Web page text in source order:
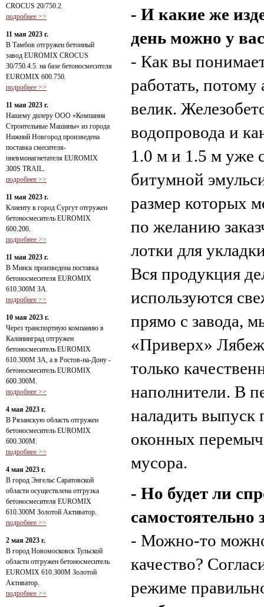
CROCUS 20/750.2.
подробнее >>
11 мая 2023 г.
В Тамбов отгружен бетонный
завод EUROMIX CROCUS
30/750.4.5. на базе бетоносмесителя
EUROMIX 600.750.
подробнее >>
11 мая 2023 г.
Нашему дилеру ООО «Компания
Строительные Машины» из города
Нижний Новгород произведена
поставка смесителя-
пневмонагнетателя EUROMIX
300S TRAIL.
подробнее >>
11 мая 2023 г.
Клиенту в город Сургут отгружен
бетоносмеситель EUROMIX
600.200.
подробнее >>
11 мая 2023 г.
В Минск произведена поставка
бетоносмесителя EUROMIX
610.300М ЗА.
подробнее >>
10 мая 2023 г.
Через транспортную компанию в
Калининград отгружен
бетоносмеситель EUROMIX
610.300М ЗА, а в Ростов-на-Дону -
бетоносмеситель EUROMIX
600.300М.
подробнее >>
4 мая 2023 г.
В Рязанскую область отгружен
бетоносмеситель EUROMIX
600.300М.
подробнее >>
4 мая 2023 г.
В город Энгельс Саратовской
области осуществлена отгрузка
бетоносмесителя EUROMIX
610.300М Золотой Активатор.
подробнее >>
2 мая 2023 г.
В город Новомосковск Тульской
области отгружен бетоносмеситель
EUROMIX 610.300М Золотой
Активатор.
подробнее >>
- И какие же
день можно у
- Как вы
работать, потому
велик.
водопровода и
1.0 м и 1.5 м уже
битумной
размер которых
по желанию
лотки для
Вся продукция
используются
прямо с завода,
«Приверх»
только
наполнители. В
наладить выпуск
оконных
мусора.
- Но будет ли
самостоятельно
- Можно-то
качество?
режиме